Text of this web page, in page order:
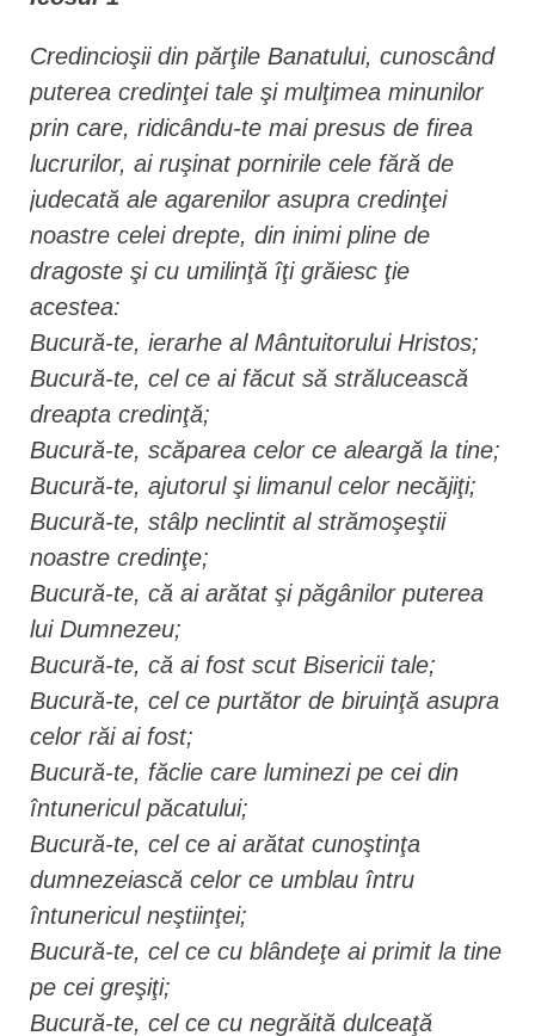
Credincioşii din părţile Banatului, cunoscând
puterea credinţei tale şi mulţimea minunilor
prin care, ridicându-te mai presus de firea
lucrurilor, ai ruşinat pornirile cele fără de
judecată ale agarenilor asupra credinţei
noastre celei drepte, din inimi pline de
dragoste şi cu umilinţă îţi grăiesc ţie
acestea:
Bucură-te, ierarhe al Mântuitorului Hristos;
Bucură-te, cel ce ai făcut să strălucească
dreapta credinţă;
Bucură-te, scăparea celor ce aleargă la tine;
Bucură-te, ajutorul şi limanul celor necăjiţi;
Bucură-te, stâlp neclintit al strămoşeştii
noastre credinţe;
Bucură-te, că ai arătat şi păgânilor puterea
lui Dumnezeu;
Bucură-te, că ai fost scut Bisericii tale;
Bucură-te, cel ce purtător de biruinţă asupra
celor răi ai fost;
Bucură-te, făclie care luminezi pe cei din
întunericul păcatului;
Bucură-te, cel ce ai arătat cunoştinţa
dumnezeiască celor ce umblau întru
întunericul neştiinţei;
Bucură-te, cel ce cu blândeţe ai primit la tine
pe cei greşiţi;
Bucură-te, cel ce cu negrăită dulceaţă